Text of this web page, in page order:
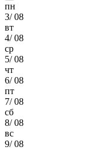
пн
3/08
вт
4/08
ср
5/08
чт
6/08
пт
7/08
сб
8/08
вс
9/08